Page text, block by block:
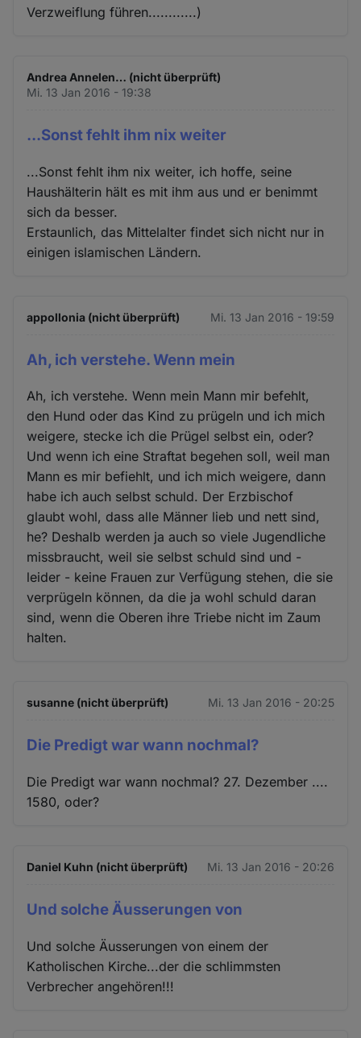
Verzweiflung führen............)
Andrea Annelen… (nicht überprüft)
Mi. 13 Jan 2016 - 19:38
...Sonst fehlt ihm nix weiter
...Sonst fehlt ihm nix weiter, ich hoffe, seine
Haushälterin hält es mit ihm aus und er benimmt
sich da besser.
Erstaunlich, das Mittelalter findet sich nicht nur in
einigen islamischen Ländern.
appollonia (nicht überprüft) Mi. 13 Jan 2016 - 19:59
Ah, ich verstehe. Wenn mein
Ah, ich verstehe. Wenn mein Mann mir befehlt,
den Hund oder das Kind zu prügeln und ich mich
weigere, stecke ich die Prügel selbst ein, oder?
Und wenn ich eine Straftat begehen soll, weil man
Mann es mir befiehlt, und ich mich weigere, dann
habe ich auch selbst schuld. Der Erzbischof
glaubt wohl, dass alle Männer lieb und nett sind,
he? Deshalb werden ja auch so viele Jugendliche
missbraucht, weil sie selbst schuld sind und -
leider - keine Frauen zur Verfügung stehen, die sie
verprügeln können, da die ja wohl schuld daran
sind, wenn die Oberen ihre Triebe nicht im Zaum
halten.
susanne (nicht überprüft) Mi. 13 Jan 2016 - 20:25
Die Predigt war wann nochmal?
Die Predigt war wann nochmal? 27. Dezember ....
1580, oder?
Daniel Kuhn (nicht überprüft) Mi. 13 Jan 2016 - 20:26
Und solche Äusserungen von
Und solche Äusserungen von einem der
Katholischen Kirche...der die schlimmsten
Verbrecher angehören!!!